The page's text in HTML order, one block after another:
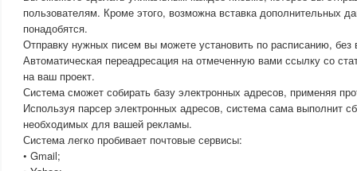
пользователям. Кроме этого, возможна вставка дополнительных
понадобятся.
Отправку нужных писем вы можете установить по расписанию, без
Автоматическая переадресация на отмеченную вами ссылку со
на ваш проект.
Система сможет собирать базу электронных адресов, применяя
Используя парсер электронных адресов, система сама выполнит
необходимых для вашей рекламы.
Система легко пробивает почтовые сервисы:
• Gmail;